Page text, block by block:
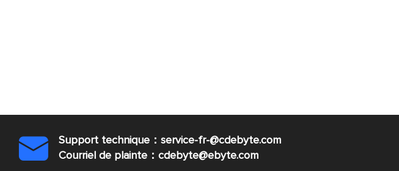

Support technique：service-fr-@cdebyte.com
Courriel de plainte：cdebyte@ebyte.com